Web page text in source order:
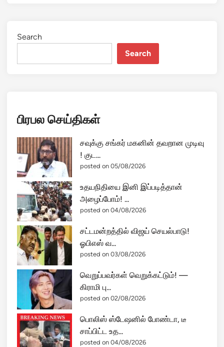
Search
Search
பிரபல செய்திகள்
சவுக்கு சங்கர் மகனின் தவறான முடிவு
! குட...
posted on 05/08/2026
உதயநிதியை இனி இப்படித்தான்
அழைப்போம்! ...
posted on 04/08/2026
சட்டமன்றத்தில் விஜய் செயல்பாடு!
ஓபிஎஸ் வ...
posted on 03/08/2026
வெறுப்பவர்கள் வெறுக்கட்டும்! —
கிராமி பு...
posted on 02/08/2026
பொலிஸ் ஸ்டேஷனில் போண்டா, டீ
சாப்பிட்ட உத...
posted on 04/08/2026